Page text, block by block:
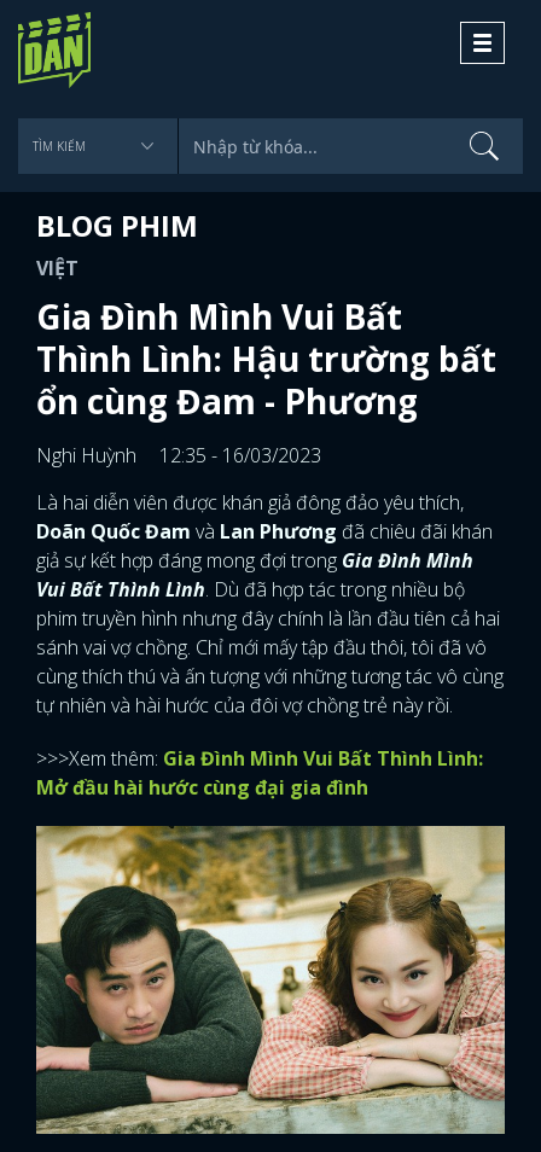
Toggle
BLOG PHIM
VIỆT
Gia Đình Mình Vui Bất
Thình Lình: Hậu trường bất
ổn cùng Đam - Phương
Nghi Huỳnh
12:35 - 16/03/2023
Là hai diễn viên được khán giả đông đảo yêu thích,
Doãn Quốc Đam và Lan Phương đã chiêu đãi khán
giả sự kết hợp đáng mong đợi trong Gia Đình Mình
Vui Bất Thình Lình. Dù đã hợp tác trong nhiều bộ
phim truyền hình nhưng đây chính là lần đầu tiên cả hai
sánh vai vợ chồng. Chỉ mới mấy tập đầu thôi, tôi đã vô
cùng thích thú và ấn tượng với những tương tác vô cùng
tự nhiên và hài hước của đôi vợ chồng trẻ này rồi.
>>>Xem thêm: Gia Đình Mình Vui Bất Thình Lình:
Mở đầu hài hước cùng đại gia đình